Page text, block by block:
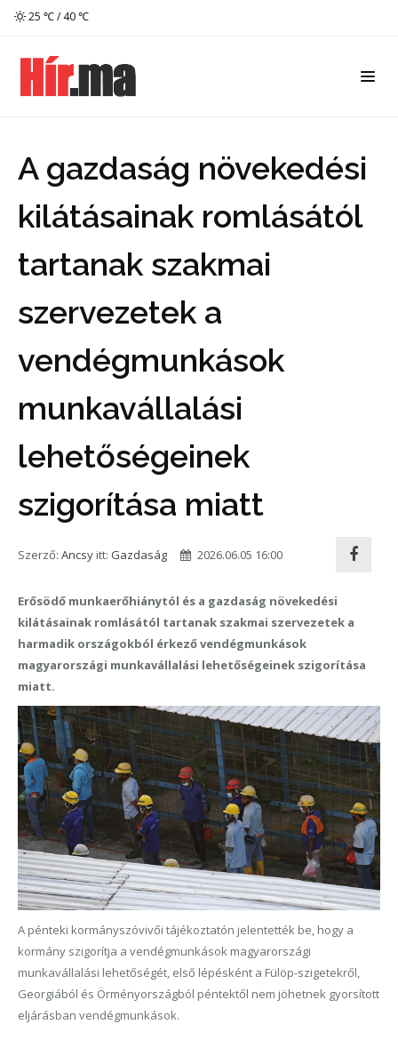
25 ℃ / 40 ℃
A gazdaság növekedési
kilátásainak romlásától
tartanak szakmai
szervezetek a
vendégmunkások
munkavállalási
lehetőségeinek
szigorítása miatt
Szerző: Ancsy itt: Gazdaság 2026.06.05 16:00
Erősödő munkaerőhiánytól és a gazdaság növekedési
kilátásainak romlásától tartanak szakmai szervezetek a
harmadik országokból érkező vendégmunkások
magyarországi munkavállalási lehetőségeinek szigorítása
miatt.
A pénteki kormányszóvivői tájékoztatón jelentették be, hogy a
kormány szigorítja a vendégmunkások magyarországi
munkavállalási lehetőségét, első lépésként a Fülöp-szigetekről,
Georgiából és Örményországból péntektől nem jöhetnek gyorsított
eljárásban vendégmunkások.